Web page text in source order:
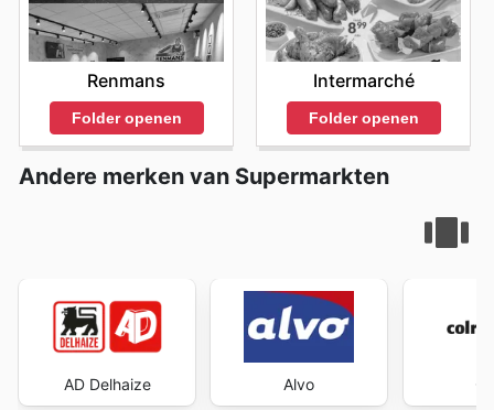
Renmans
Folder openen
Intermarché
Folder openen
Andere merken van Supermarkten
AD Delhaize Alvo